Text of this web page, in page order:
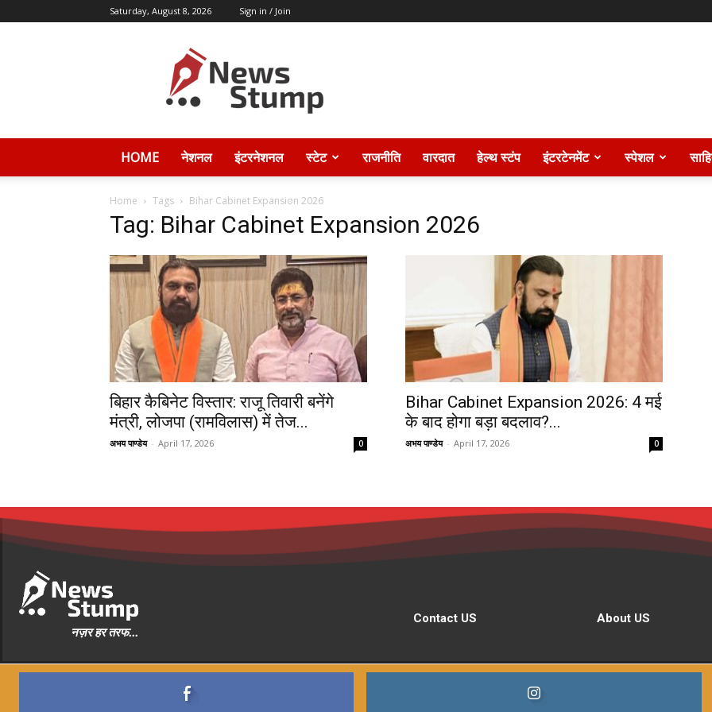
Saturday, August 8, 2026 Sign in / Join
Stump
HOME नेशनल इंटरनेशनल स्टेट राजनीति वारदात हेल्थ स्टंप इंटरटेनमेंट स्पेशल
Home Tags Bihar Cabinet Expansion 2026
Tag: Bihar Cabinet Expansion 2026
बिहार कैबिनेट विस्तार: राजू तिवारी बनेंगे
मंत्री, लोजपा (रामविलास) में तेज...
अभय पाण्डेय - April 17, 2026 0
Bihar Cabinet Expansion 2026: 4 मई
के बाद होगा बड़ा बदलाव?...
अभय पाण्डेय - April 17, 2026 0
नज़र हर तरफ...
Contact US About US